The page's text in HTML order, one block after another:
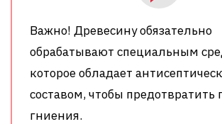
Важно! Древесину обязательно
обрабатывают специальным
которое обладает
составом, чтобы предотвратить
гниения.